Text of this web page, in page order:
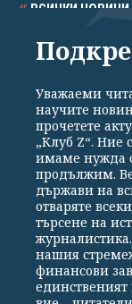
ВСИЧКИ НОВИНИ
СПОРТ
Общи
Реклама
Издател на
Уважаеми
научите
прочетете
„Клуб Z“. Ние
имаме нужда
продължим.
държави на
отваряте
търсене на
нашия
финансови